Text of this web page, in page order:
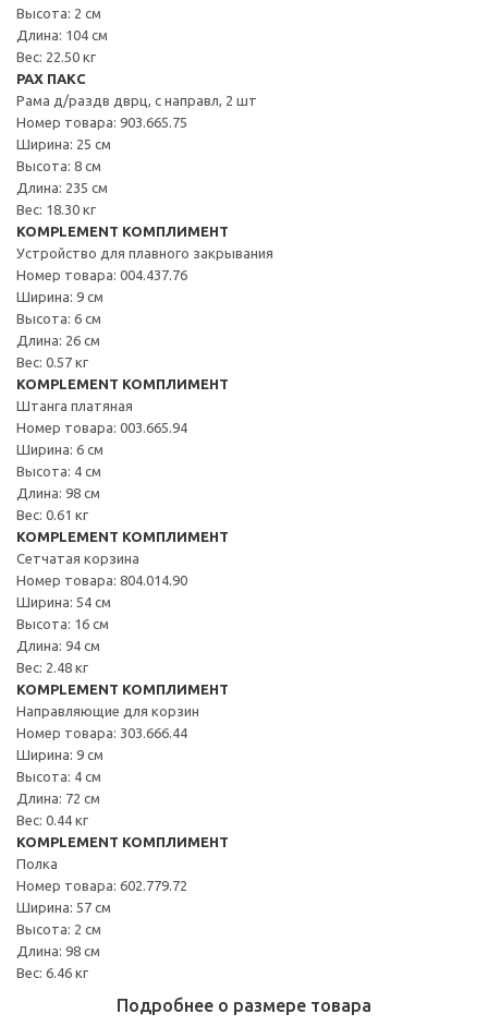
Высота: 2 см
Длина: 104 см
Вес: 22.50 кг
PAX ПАКС
Рама д/раздв дврц, с направл, 2 шт
Номер товара: 903.665.75
Ширина: 25 см
Высота: 8 см
Длина: 235 см
Вес: 18.30 кг
KOMPLEMENT КОМПЛИМЕНТ
Устройство для плавного закрывания
Номер товара: 004.437.76
Ширина: 9 см
Высота: 6 см
Длина: 26 см
Вес: 0.57 кг
KOMPLEMENT КОМПЛИМЕНТ
Штанга платяная
Номер товара: 003.665.94
Ширина: 6 см
Высота: 4 см
Длина: 98 см
Вес: 0.61 кг
KOMPLEMENT КОМПЛИМЕНТ
Сетчатая корзина
Номер товара: 804.014.90
Ширина: 54 см
Высота: 16 см
Длина: 94 см
Вес: 2.48 кг
KOMPLEMENT КОМПЛИМЕНТ
Направляющие для корзин
Номер товара: 303.666.44
Ширина: 9 см
Высота: 4 см
Длина: 72 см
Вес: 0.44 кг
KOMPLEMENT КОМПЛИМЕНТ
Полка
Номер товара: 602.779.72
Ширина: 57 см
Высота: 2 см
Длина: 98 см
Вес: 6.46 кг
Подробнее о размере товара